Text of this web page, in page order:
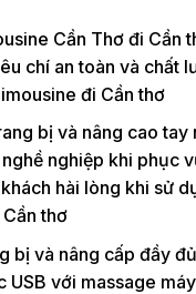
Cần Thơ đi Cần
chí an toàn và chất
đi Cần thơ
bị và nâng cao tay
nghiệp khi phục
hài lòng khi sử
thơ
bị và nâng cấp đầy
USB với massage